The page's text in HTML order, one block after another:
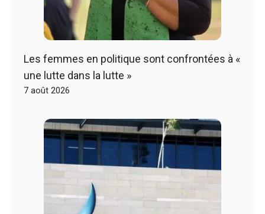
Les femmes en politique sont confrontées à «
une lutte dans la lutte »
7 août 2026